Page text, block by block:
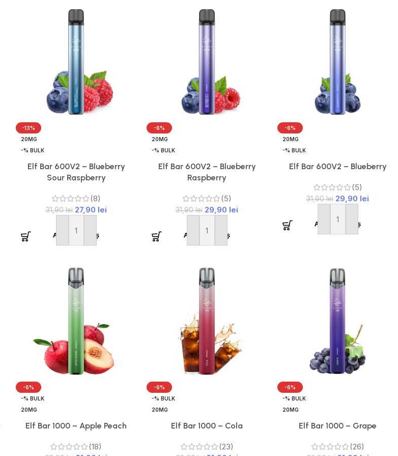
-13%
20MG
-% BULK
Elf Bar 600V2 – Blueberry
Sour Raspberry
(8)
31,90lei 27,90 lei
Adaugă în coș
-6%
20MG
-% BULK
Elf Bar 600V2 – Blueberry
Raspberry
(5)
31,90lei 29,90 lei
Adaugă în coș
-6%
20MG
-% BULK
Elf Bar 600V2 – Blueberry
(5)
31,90lei 29,90 lei
Adaugă în coș
-6%
-% BULK
20MG
Elf Bar 1000 – Apple Peach
(18)
-6%
-% BULK
20MG
Elf Bar 1000 – Cola
(23)
-6%
-% BULK
20MG
Elf Bar 1000 – Grape
(26)